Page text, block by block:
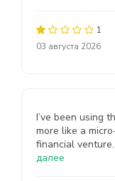
1
03 августа 2026
I’ve been using
more like a
financial
далее